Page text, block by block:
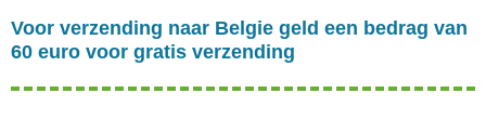
Voor verzending naar Belgie geld een bedrag van
60 euro voor gratis verzending